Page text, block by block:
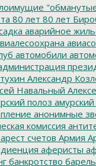
80 лет 80 лет
аварийное
автомобили
Александр
Навальный
полоз амурский
анонимные
комиссия
арест счетов Армия
аферисты
банкротство